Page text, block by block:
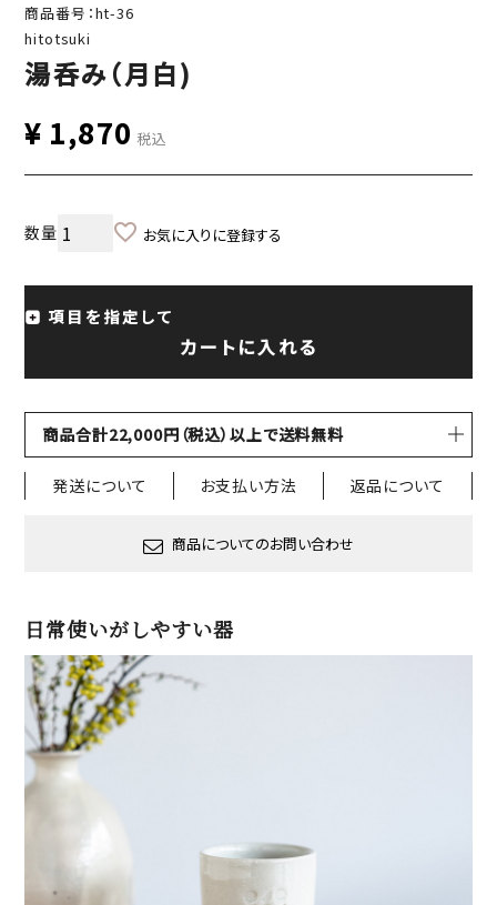
商品番号：ht-36
hitotsuki
湯呑み（月白)
¥ 1,870 税込
お気に入りに登録する
項目を指定して
カートに入れる
商品合計22,000円（税込）以上で送料無料
発送について お支払い方法 返品について
商品についてのお問い合わせ
日常使いがしやすい器